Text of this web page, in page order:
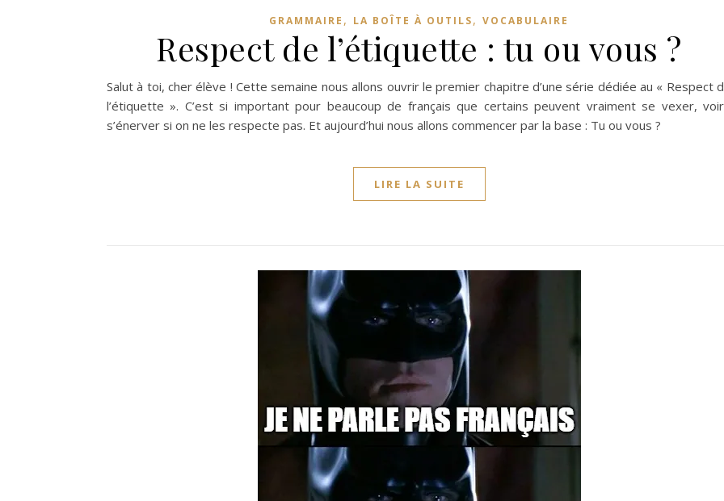
GRAMMAIRE , LA BOÎTE À OUTILS, VOCABULAIRE
Respect de l’étiquette : tu ou vous ?
Salut à toi, cher élève ! Cette semaine nous allons ouvrir le premier chapitre d’une série dédiée au « Respect
l’étiquette ». C’est si important pour beaucoup de français que certains peuvent vraiment se vexer,
s’énerver si on ne les respecte pas. Et aujourd’hui nous allons commencer par la base : Tu ou vous ?
LIRE LA SUITE